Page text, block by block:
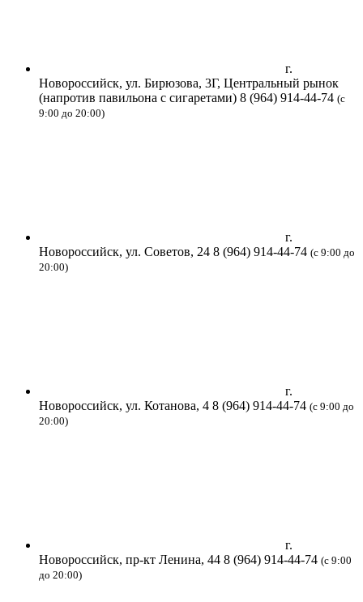
г.
Новороссийск, ул. Бирюзова, 3Г, Центральный рынок
(напротив павильона с сигаретами) 8 (964) 914-44-74 (с
9:00 до 20:00)
г.
Новороссийск, ул. Советов, 24 8 (964) 914-44-74 (с 9:00 до
20:00)
г.
Новороссийск, ул. Котанова, 4 8 (964) 914-44-74 (с 9:00 до
20:00)
г.
Новороссийск, пр-кт Ленина, 44 8 (964) 914-44-74 (с 9:00
до 20:00)